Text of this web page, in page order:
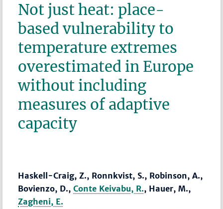
Not just heat: place-
based vulnerability to
temperature extremes
overestimated in Europe
without including
measures of adaptive
capacity
Haskell-Craig, Z., Ronnkvist, S., Robinson, A.,
Bovienzo, D.,Conte Keivabu, R., Hauer, M.,
Zagheni, E.